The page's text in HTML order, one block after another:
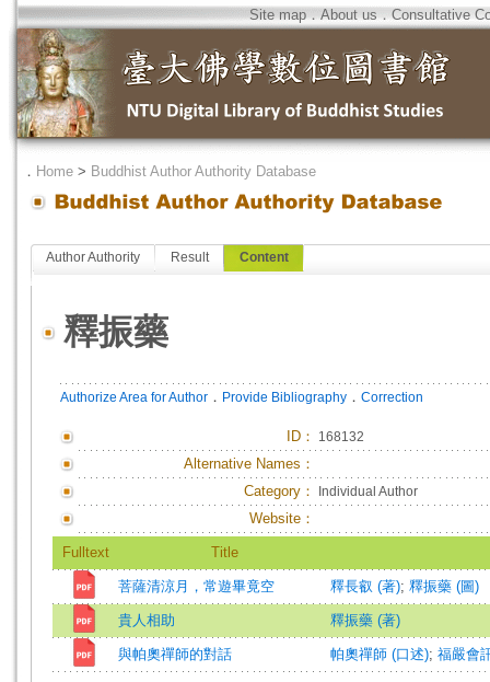
Site map．About us．Consultative
． Home > Buddhist Author Authority Database
Author Authority Result Content
釋振藥
Authorize Area for Author ． Provide Bibliography ． Correction
ID ： 168132
Alternative Names：
Category：
Individual Author
Website：
Fulltext Title
菩薩清涼月，常遊畢竟空 釋長叡 (著); 釋振藥 (圖)
貴人相助 釋振藥 (著)
與帕奧禪師的對話 帕奧禪師 (口述); 福嚴會